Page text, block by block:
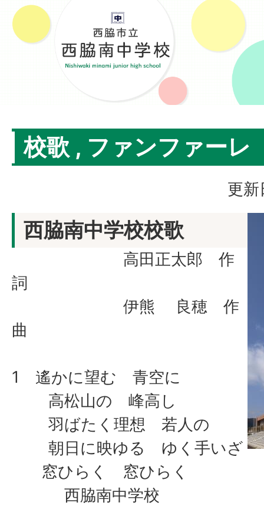
校歌 , ファンファーレ
更
西脇南中学校校歌
高田正太郎 作
詞
伊熊 良穂 作
曲
1 遙かに望む 青空に
高松山の 峰高し
羽ばたく理想 若人の
朝日に映ゆる ゆく手いざ
窓ひらく 窓ひらく
西脇南中学校